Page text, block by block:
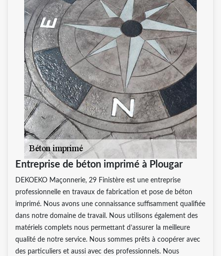
Entreprise de béton imprimé à Plougar
DEKOEKO Maçonnerie, 29 Finistère est une entreprise
professionnelle en travaux de fabrication et pose de béton
imprimé. Nous avons une connaissance suffisamment qualifiée
dans notre domaine de travail. Nous utilisons également des
matériels complets nous permettant d’assurer la meilleure
qualité de notre service. Nous sommes prêts à coopérer avec
des particuliers et aussi avec des professionnels. Nous